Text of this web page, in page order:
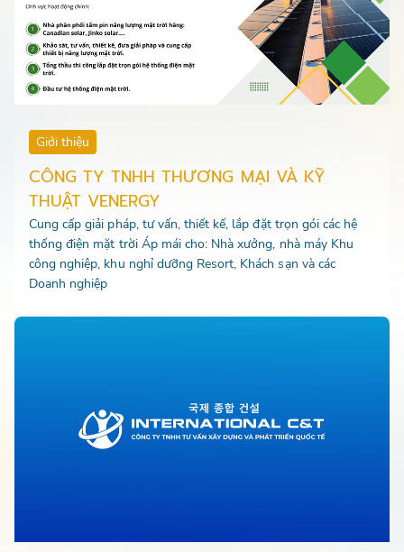
Giới thiệu
CÔNG TY TNHH THƯƠNG MẠI VÀ KỸ
THUẬT VENERGY
Cung cấp giải pháp, tư vấn, thiết kế, lắp đặt trọn gói các hệ
thống điện mặt trời Áp mái cho: Nhà xưởng, nhà máy Khu
công nghiệp, khu nghỉ dưỡng Resort, Khách sạn và các
Doanh nghiệp